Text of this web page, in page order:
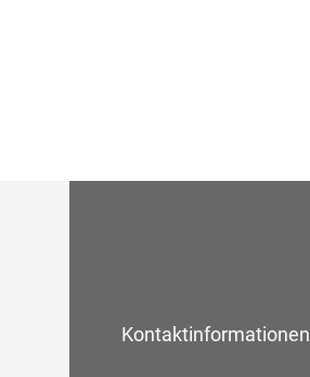
Kontaktinformationen